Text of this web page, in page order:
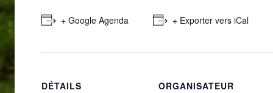
+ Google Agenda + Exporter vers iCal
DÉTAILS
ORGANISATEUR